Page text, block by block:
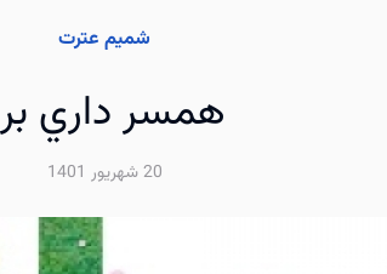
شمیم عترت
همسر داري بر
20 شهریور 1401